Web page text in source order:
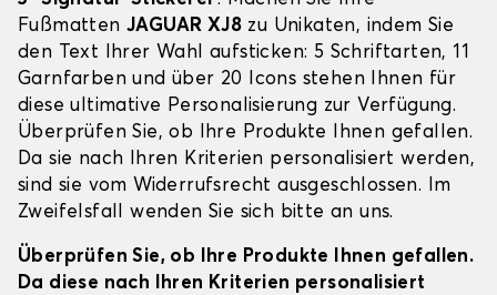
FußmattenJAGUAR XJ8 zu Unikaten, indem Sie
den Text Ihrer Wahl aufsticken: 5 Schriftarten, 11
Garnfarben und über 20 Icons stehen Ihnen für
diese ultimative Personalisierung zur Verfügung.
Überprüfen Sie, ob Ihre Produkte Ihnen gefallen.
Da sie nach Ihren Kriterien personalisiert werden,
sind sie vom Widerrufsrecht ausgeschlossen. Im
Zweifelsfall wenden Sie sich bitte an uns.
Überprüfen Sie, ob Ihre Produkte Ihnen gefallen.
Da diese nach Ihren Kriterien personalisiert